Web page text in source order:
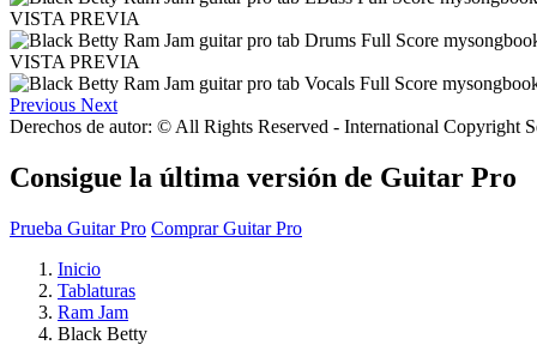
VISTA PREVIA
VISTA PREVIA
Previous Next
Derechos de autor: © All Rights Reserved - International Copyright
Consigue la última versión de Guitar Pro
Prueba Guitar Pro Comprar Guitar Pro
Inicio
Tablaturas
Ram Jam
Black Betty